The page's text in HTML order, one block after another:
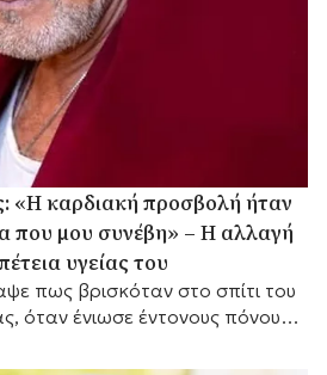
«Η καρδιακή προσβολή ήταν
που μου συνέβη» – Η αλλαγή
υγείας του
όταν ένιωσε έντονους πόνους